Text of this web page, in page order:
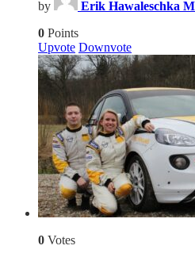
by Erik Hawaleschka
0 Points
Upvote Downvote
0 Votes